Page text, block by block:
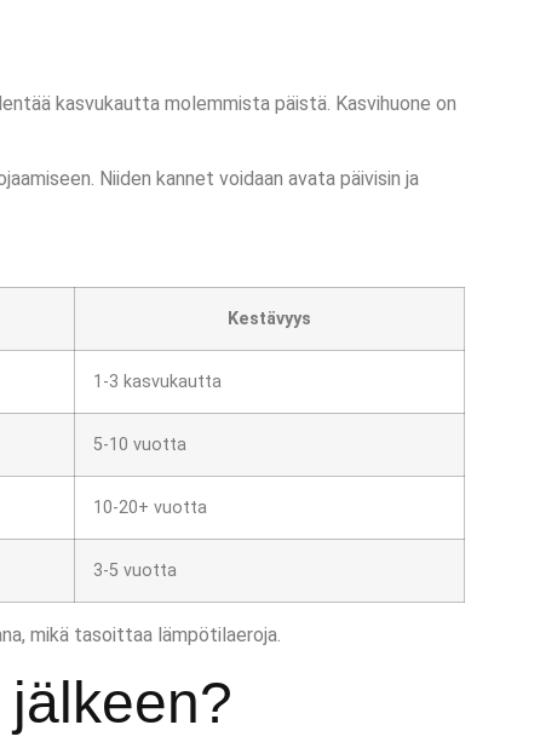
kasvukautta molemmista päistä. Kasvihuone on
Niiden kannet voidaan avata päivisin ja
Kestävyys
1-3 kasvukautta
5-10 vuotta
10-20+ vuotta
3-5 vuotta
mikä tasoittaa lämpötilaeroja.